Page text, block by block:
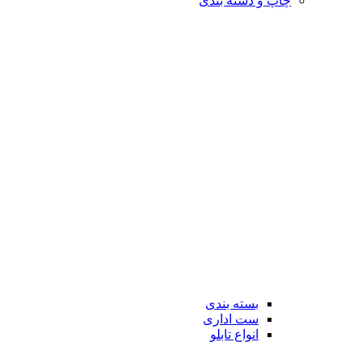
بسته بندی
ست اداری
انواع تابلو